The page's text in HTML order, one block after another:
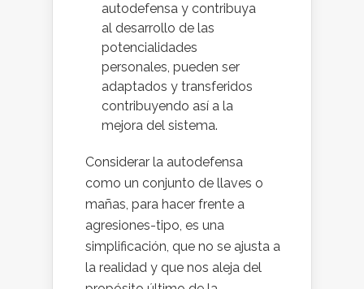
autodefensa y contribuya
al desarrollo de las
potencialidades
personales, pueden ser
adaptados y transferidos
contribuyendo así a la
mejora del sistema.
Considerar la autodefensa
como un conjunto de llaves o
mañas, para hacer frente a
agresiones-tipo, es una
simplificación, que no se ajusta a
la realidad y que nos aleja del